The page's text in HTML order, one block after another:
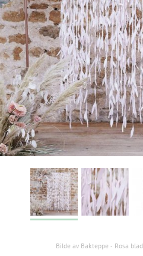
Bilde av Bakteppe - Rosa blad